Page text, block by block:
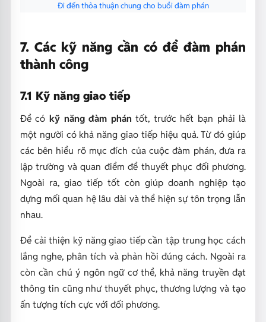
Đi đến thỏa thuận chung cho buổi đàm phán
7. Các kỹ năng cần có để đàm phán
thành công
7.1 Kỹ năng giao tiếp
Để cókỹ năng đàm phán tốt, trước hết bạn phải là
một người có khả năng giao tiếp hiệu quả. Từ đó giúp
các bên hiểu rõ mục đích của cuộc đàm phán, đưa ra
lập trường và quan điểm để thuyết phục đối phương.
Ngoài ra, giao tiếp tốt còn giúp doanh nghiệp tạo
dựng mối quan hệ lâu dài và thể hiện sự tôn trọng lẫn
nhau.
Để cải thiện kỹ năng giao tiếp cần tập trung học cách
lắng nghe, phân tích và phản hồi đúng cách. Ngoài ra
còn cần chú ý ngôn ngữ cơ thể, khả năng truyền đạt
thông tin cũng như thuyết phục, thương lượng và tạo
ấn tượng tích cực với đối phương.